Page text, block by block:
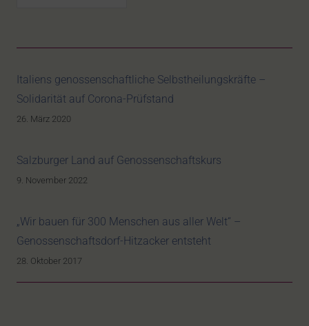
Italiens genossenschaftliche Selbstheilungskräfte –
Solidarität auf Corona-Prüfstand
26. März 2020
Salzburger Land auf Genossenschaftskurs
9. November 2022
„Wir bauen für 300 Menschen aus aller Welt“ –
Genossenschaftsdorf-Hitzacker entsteht
28. Oktober 2017